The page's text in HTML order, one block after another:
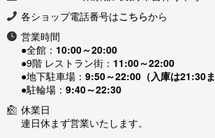
各ショップ電話番号はこちらから
営業時間
●全館： 10:00～20:00
●9階 レストラン街： 11:00～22:00
●地下駐車場： 9:50～22:00（入庫は21:30ま
●駐輪場： 9:40～22:30
休業日
連日休まず営業いたします。